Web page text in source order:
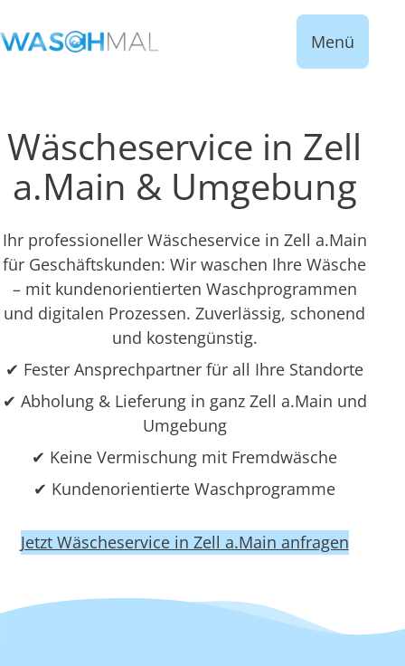
Menü
Wäscheservice in Zell
a.Main & Umgebung
Ihr professioneller Wäscheservice in Zell a.Main
für Geschäftskunden: Wir waschen Ihre Wäsche
– mit kundenorientierten Waschprogrammen
und digitalen Prozessen. Zuverlässig, schonend
und kostengünstig.
✔ Fester Ansprechpartner für all Ihre Standorte
✔ Abholung & Lieferung in ganz Zell a.Main und
Umgebung
✔ Keine Vermischung mit Fremdwäsche
✔ Kundenorientierte Waschprogramme
Jetzt Wäscheservice in Zell a.Main anfragen